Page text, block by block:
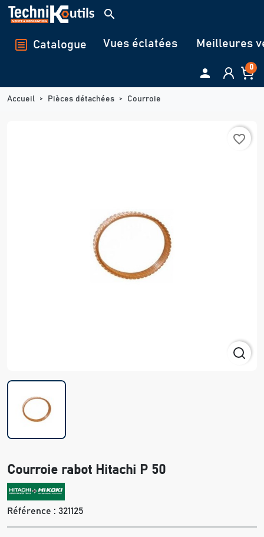
Panneau de gestion des cookies
search
Catalogue Vues éclatées Meilleures
 0
Accueil Pièces détachées Courroie
favorite_border
Courroie rabot Hitachi P 50
Référence : 321125